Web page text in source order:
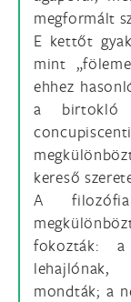
megformált
E kettőt
mint
ehhez
a birtokló
kereső
A
fokozták: a
lehajlónak,
mondták; a